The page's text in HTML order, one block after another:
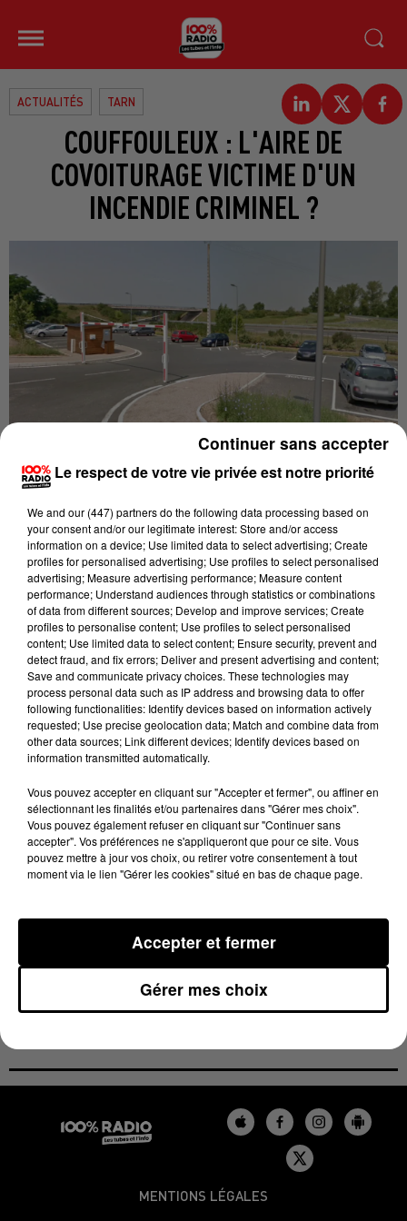
ACTUALITÉS TARN
COUFFOULEUX : L'AIRE DE
COVOITURAGE VICTIME D'UN
INCENDIE CRIMINEL ?
LA THÈSE DE L'ACTE VOLONTAIRE EST
PRIVILÉGIÉE PAR LES ENQUÊTEURS.
Que s'est-il passé sur cette paisible aire d'autoroute
tarnaise ? Deux véhicules sont partis en fumée et
plusieurs ont été endommagés à Couffouleux, en
bordure de l'A 68.
Conséquence d’un incendie de voiture, a priori
criminel, sur l’aire de co-voiturage de Couffouleux
une deuxième automobile et a endommagé plusieurs
véhicules stationnés à proximité.
Une enquête a été ouverte et confiée à la COB
(communauté de brigades de gendarmerie) de
procédé à des relevés sur place, pour tenter
d'identifier un éventuel auteur.
MENTIONS LÉGALES
Le respect de votre vie privée est notre priorité
We and our (447) partnersdo the following data processing based on
your consent and/or our legitimate interest: Store and/or access
information on a device; Use limited data to select advertising; Create
profiles for personalised advertising; Use profiles to select personalised
advertising; Measure advertising performance; Measure content
performance; Understand audiences through statistics or combinations
of data from different sources; Develop and improve services; Create
profiles to personalise content; Use profiles to select personalised
content; Use limited data to select content; Ensure security, prevent and
detect fraud, and fix errors; Deliver and present advertising and content;
Save and communicate privacy choices. These technologies may
process personal data such as IP address and browsing data to offer
following functionalities: Identify devices based on information actively
requested; Use precise geolocation data; Match and combine data from
other data sources; Link different devices; Identify devices based on
information transmitted automatically.
Vous pouvez accepter en cliquant sur "Accepter et fermer", ou affiner en
sélectionnant les finalités et/ou partenaires dans "Gérer mes choix".
Vous pouvez également refuser en cliquant sur "Continuer sans
accepter". Vos préférences ne s'appliqueront que pour ce site. Vous
pouvez mettre à jour vos choix, ou retirer votre consentement à tout
moment via le lien "Gérer les cookies" situé en bas de chaque page.
Gérer mes choix
Accepter et fermer
Continuer sans accepter